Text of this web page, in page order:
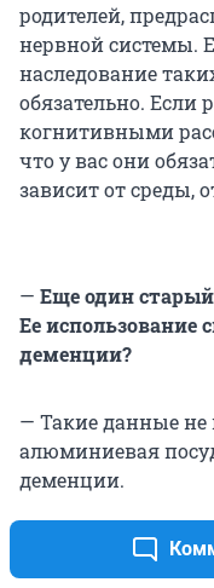
родителей,
нервной системы.
наследование
обязательно. Если
когнитивными
что у вас они
зависит от среды,
— Еще один
Ее использование
деменции?
— Такие данные не
алюминиевая
деменции.
Опытная
общаться с